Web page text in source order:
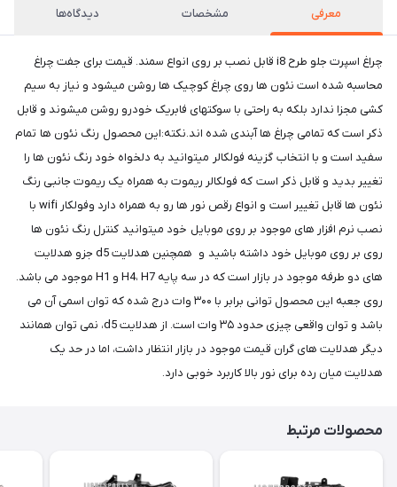
معرفی مشخصات دیدگاه‌ها
چراغ اسپرت جلو طرح i8 قابل نصب بر روی انواع سمند. قیمت برای جفت چراغ
محاسبه شده است نئون ها روی چراغ کوچیک ها روشن میشود و نیاز به سیم
کشی مجزا ندارد بلکه به راحتی با سوکتهای فابریک خودرو روشن میشوند و قابل
ذکر است که تمامی چراغ ها آبندی شده اند.نکته:این محصول رنگ نئون ها تمام
سفید است و با انتخاب گزینه فولکالر میتوانید به دلخواه خود رنگ نئون ها را
تغییر بدید و قابل ذکر است که فولکالر ریموت به همراه یک ریموت جانبی رنگ
نئون ها قابل تغییر است و انواع رقص نور ها رو به همراه دارد وفولکار wifi با
نصب نرم افزار های موجود بر روی موبایل خود میتوانید کنترل رنگ نئون ها
روی بر روی موبایل خود داشته باشید و همچنین هدلایت d5 جزو هدلایت
های دو طرفه موجود در بازار است که در سه پایه H4، H7 و H1 موجود می باشد.
روی جعبه این محصول توانی برابر با ۳۰۰ وات درج شده که توان اسمی آن می
باشد و توان واقعی چیزی حدود ۳۵ وات است. از هدلایت d5، نمی توان همانند
دیگر هدلایت های گران قیمت موجود در بازار انتظار داشت، اما در حد یک
هدلایت میان رده برای نور بالا کاربرد خوبی دارد.
محصولات مرتبط